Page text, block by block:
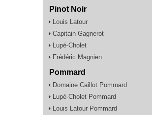
Pinot Noir
Louis Latour
Capitain-Gagnerot
Lupé-Cholet
Frédéric Magnien
Pommard
Domaine Caillot Pommard
Lupé-Cholet Pommard
Louis Latour Pommard